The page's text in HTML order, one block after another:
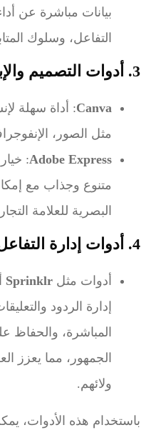
بيانات مباشرة عن
التفاعل، وسلوك
3. أدوات التصميم والإبداع
Canva: أداة سهلة
مثل الصور،
Adobe Express
:
متنوع وجذاب مع
البصرية للعلامة
4. أدوات إدارة التفاعل والمجتمع
أدوات مثل Sprinklr
إدارة الردود
المباشرة،
الجمهور، مما يعزز
ولائهم.
باستخدام هذه الأدوات،